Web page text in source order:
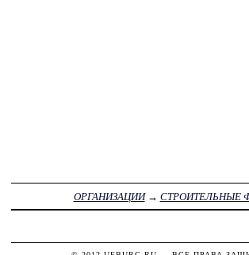
ОРГАНИЗАЦИИ→ СТРОИТЕЛЬНЫЕ